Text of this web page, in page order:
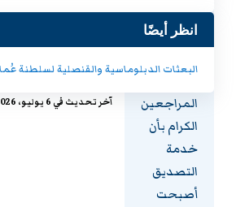
إجراءات
التصديق،
إفادة
المراجعين
الكرام بأن
خدمة
التصديق
أصبحت
انظر أيضًا
البعثات الدبلوماسية والقنصلية لسلطنة
آخر تحديث في 6 يوليو، 2026